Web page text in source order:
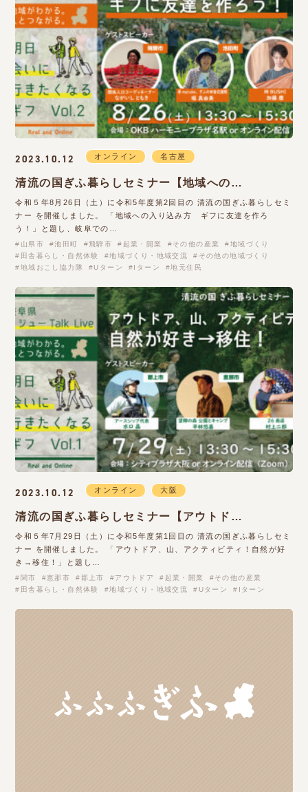
2023.10.12 オンライン 名古屋
清流の国ぎふ暮らしセミナー【地域への…
令和５年8月26日（土）に令和5年度第2回目の 清流の国ぎふ暮らしセミ
ナー を開催しました。 「地域への入り込み方 ギフに友達を作ろ
う！」と題し、岐阜での…
山県市 池田町 飛騨市 起業・開業 その他の産業
地域づくり
田舎暮らし・自然体験
地域づくり・地域交流
その他の地域づくり
地域おこし協力隊
Uターン Iターン 地元住民
2023.10.12 オンライン 大阪
清流の国ぎふ暮らしセミナー【アウトド…
令和５年7月29日（土）に令和5年度第1回目の 清流の国ぎふ暮らしセミ
ナー を開催しました。 「アウトドア、山、アクティビティ！自然が好
き→移住！」と題し…
関市 恵那市 郡上市 アウトドア 起業・開業
その他の産業
田舎暮らし・自然体験
地域づくり・地域交流 Uターン Iターン